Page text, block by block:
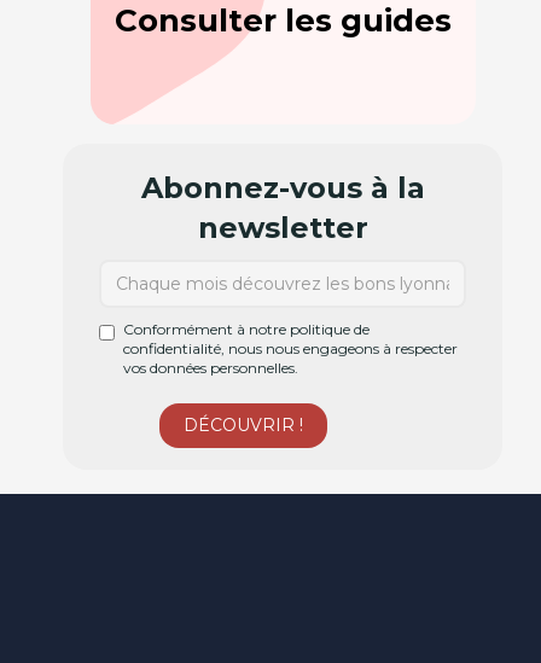
Consulter les guides
Abonnez-vous à la
newsletter
Conformément à notre politique de
confidentialité, nous nous engageons à respecter
vos données personnelles.